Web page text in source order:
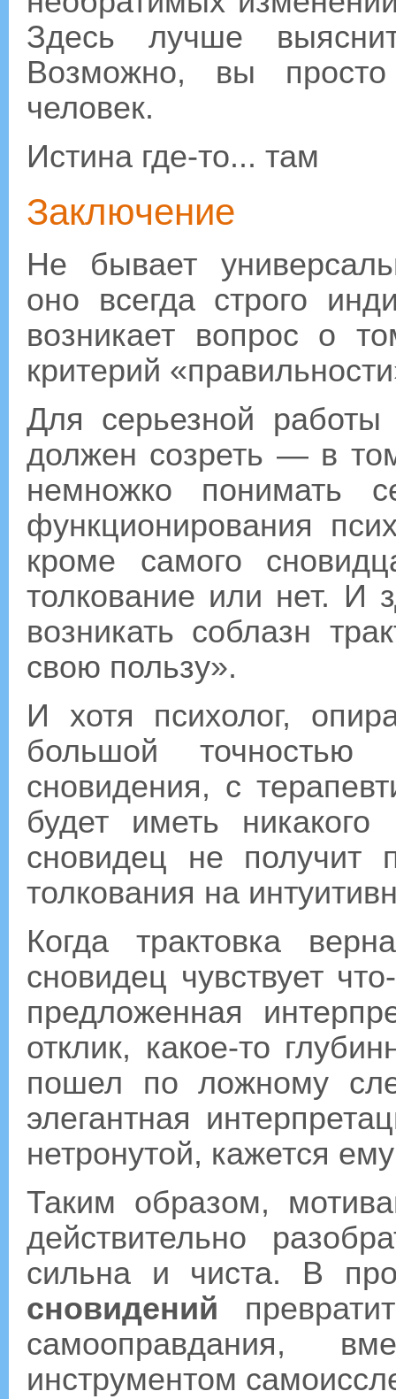
Здесь лучше
Возможно, вы
человек.
Истина где-то... там
Заключение
Не бывает
оно всегда строго
возникает вопрос о
критерий
Для серьезной
должен созреть — в
немножко понимать
функционирования
кроме самого
толкование или нет. И
возникать соблазн
свою пользу».
И хотя психолог,
большой точностью
сновидения, с
будет иметь никакого
сновидец не получит
толкования на
Когда трактовка
сновидец чувствует
предложенная
отклик, какое-то
пошел по ложному
элегантная
нетронутой, кажется
Таким образом,
действительно
сильна и чиста. В
сновидений
самооправдания,
инструментом